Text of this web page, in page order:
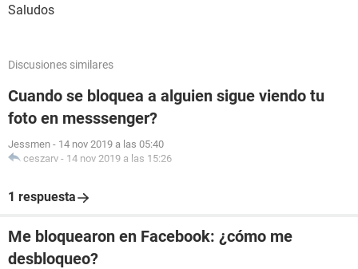
Saludos
Discusiones similares
Cuando se bloquea a alguien sigue viendo tu
foto en messsenger?
Jessmen - 14 nov 2019 a las 05:40
ceszarv - 14 nov 2019 a las 15:26
1 respuesta
Me bloquearon en Facebook: ¿cómo me
desbloqueo?